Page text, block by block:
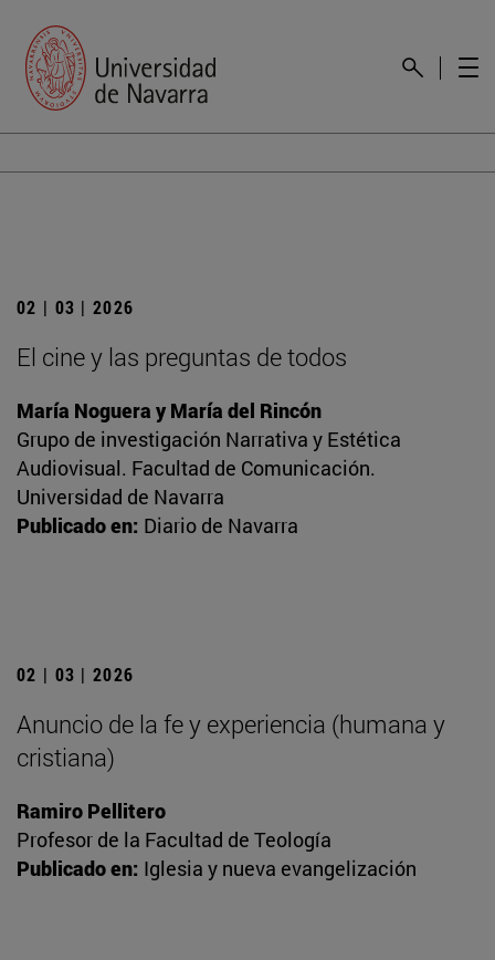
02 | 03 | 2026
El cine y las preguntas de todos
María Noguera y María del Rincón
Grupo de investigación Narrativa y Estética
Audiovisual. Facultad de Comunicación.
Universidad de Navarra
Publicado en: Diario de Navarra
02 | 03 | 2026
Anuncio de la fe y experiencia (humana y
cristiana)
Ramiro Pellitero
Profesor de la Facultad de Teología
Publicado en: Iglesia y nueva evangelización